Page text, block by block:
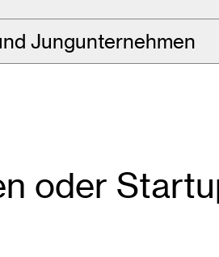
Jungunternehmen
oder